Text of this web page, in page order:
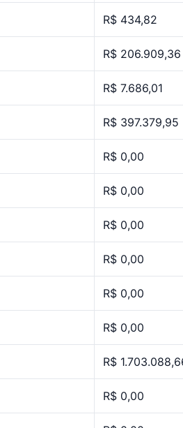
R$ 434,82
R$ 206.909,36
R$ 7.686,01
R$ 397.379,95
R$ 0,00
R$ 0,00
R$ 0,00
R$ 0,00
R$ 0,00
R$ 0,00
R$
R$ 0,00